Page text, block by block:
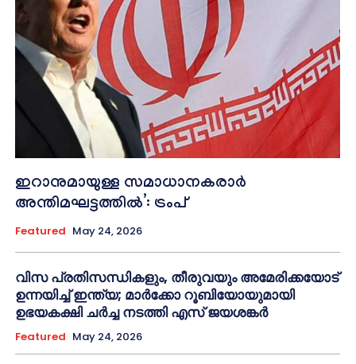
ഇറാനുമായുള്ള സമാധാനകരാർ
അന്തിമഘട്ടത്തിൽ‌’: ട്രംപ്
Featured May 24, 2026
വിസ പ്രതിസന്ധികളും, തീരുവയും അമേരിക്കയോട്
ഉന്നയിച്ച് ഇന്ത്യ; മാർക്കോ റൂബിയോയുമായി
ഉഭയകക്ഷി ചർച്ച നടത്തി എസ് ജയശങ്കർ
Featured May 24, 2026